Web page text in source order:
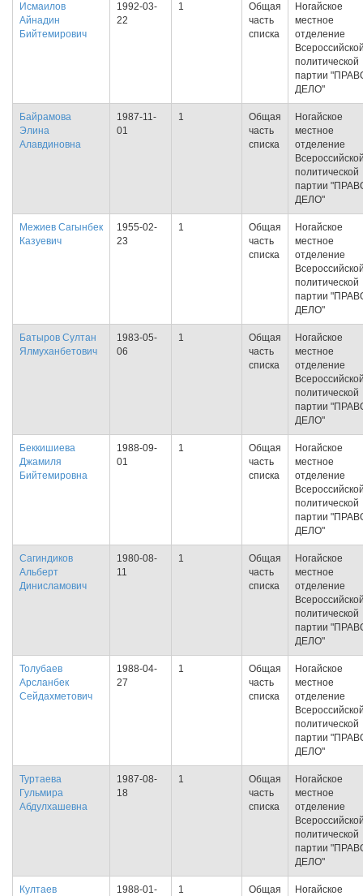
Исмаилов
Айнадин
Бийтемирович
1992-03-
22
1
Общая
часть
списка
Ногайское
местное
отделение
политической
партии
ДЕЛО"
Байрамова
Элина
Алавдиновна
1987-11-
01
1
Общая
часть
списка
Ногайское
местное
отделение
политической
партии
ДЕЛО"
Межиев Сагынбек
Казуевич
1955-02-
23
1
Общая
часть
списка
Ногайское
местное
отделение
политической
партии
ДЕЛО"
Батыров Султан
Ялмуханбетович
1983-05-
06
1
Общая
часть
списка
Ногайское
местное
отделение
политической
партии
ДЕЛО"
Беккишиева
Джамиля
Бийтемировна
1988-09-
01
1
Общая
часть
списка
Ногайское
местное
отделение
политической
партии
ДЕЛО"
Сагиндиков
Альберт
Динисламович
1980-08-
11
1
Общая
часть
списка
Ногайское
местное
отделение
политической
партии
ДЕЛО"
Толубаев
Арсланбек
Сейдахметович
1988-04-
27
1
Общая
часть
списка
Ногайское
местное
отделение
политической
партии
ДЕЛО"
Туртаева
Гульмира
Абдулхашевна
1987-08-
18
1
Общая
часть
списка
Ногайское
местное
отделение
политической
партии
ДЕЛО"
Култаев
1988-01-
1
Общая
Ногайское